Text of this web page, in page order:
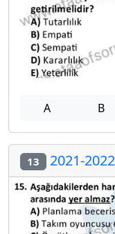
A B
13 2021-